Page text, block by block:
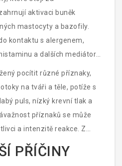
nebo intenzivní fyzická
aktivaci buněk
mastocyty a bazofily.
kontaktu s alergenem,
a dalších mediátorů
látkou, která vede ke zúžení
a poklesu krevního tlaku,
příznaky anafylaxe.
pocítit různé příznaky,
na tváři a těle, potíže s
puls, nízký krevní tlak a
příznaků se může
a intenzitě reakce. Z
mít povědomí o vlastních
rychle.
PŘÍČINY